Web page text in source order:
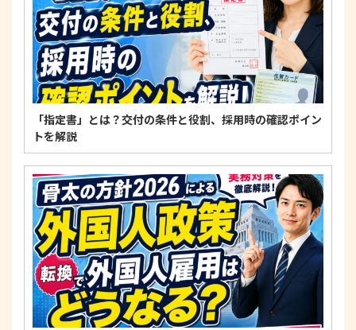
個人情報に関するお問い合わせ窓口
〒125-0061東京都葛飾区亀有3-21-11 藍ビル202
TEL：0120-550-580
株式会社 アルフォース･ワン 個人情報保護担当
「指定書」とは？交付の条件と役割、採用時の確認ポイン
トを解説